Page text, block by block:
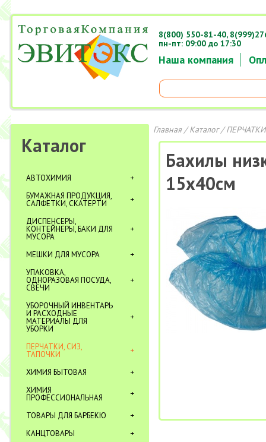
Наша компания
8(800) 550-81-40,
пн-пт: 09:00 до 17:30
Каталог
АВТОХИМИЯ
БУМАЖНАЯ ПРОДУКЦИЯ,
САЛФЕТКИ, СКАТЕРТИ
ДИСПЕНСЕРЫ,
КОНТЕЙНЕРЫ, БАКИ ДЛЯ
МУСОРА
МЕШКИ ДЛЯ МУСОРА
УПАКОВКА,
ОДНОРАЗОВАЯ ПОСУДА,
СВЕЧИ
УБОРОЧНЫЙ ИНВЕНТАРЬ
И РАСХОДНЫЕ
МАТЕРИАЛЫ ДЛЯ
УБОРКИ
ПЕРЧАТКИ, СИЗ,
ТАПОЧКИ
ХИМИЯ БЫТОВАЯ
ХИМИЯ
ПРОФЕССИОНАЛЬНАЯ
ТОВАРЫ ДЛЯ БАРБЕКЮ
КАНЦТОВАРЫ
Главная/Каталог/
Бахилы
15х40см